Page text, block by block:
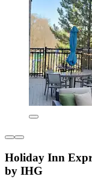
Holiday Inn
by IHG